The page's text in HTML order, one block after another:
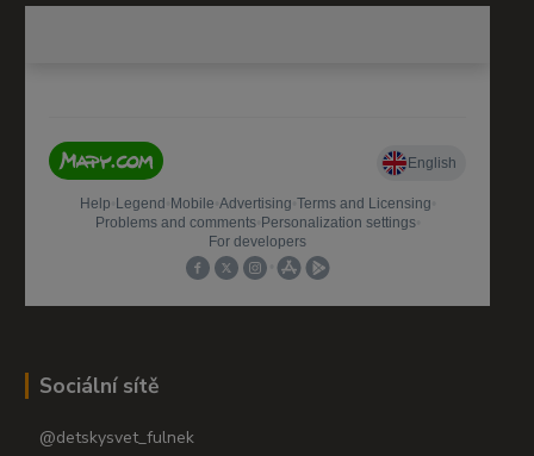
Sociální sítě
@detskysvet_fulnek